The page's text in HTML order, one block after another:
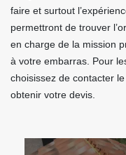
faire et surtout
permettront de trouver
en charge de la mission
à votre embarras. Pour
choisissez de contacter
obtenir votre devis.